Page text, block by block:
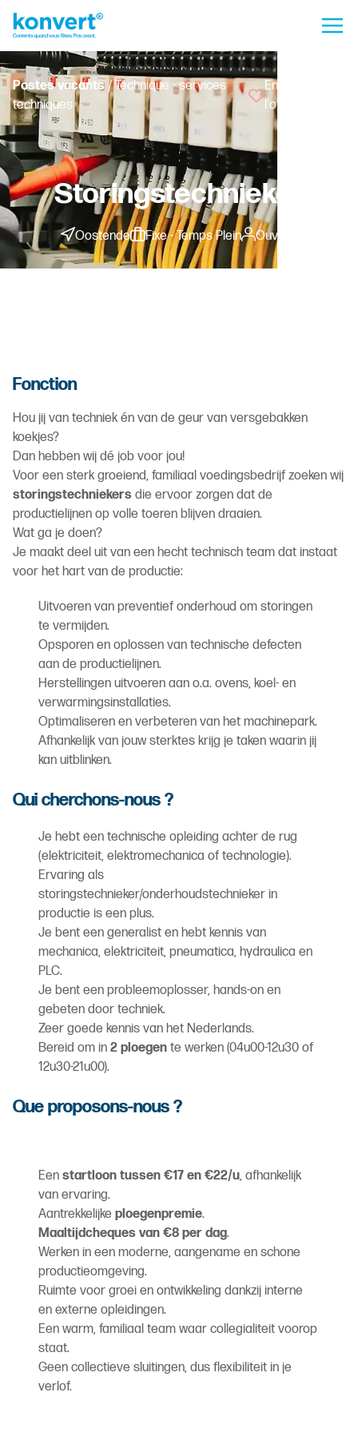
Postes vacants / Technique - services
techniques
Enregistrer
l'offre
Storingstechnieker
Oostende Fixe - Temps Plein Ouvrier
Fonction
Hou jij van techniek én van de geur van versgebakken
koekjes?
Dan hebben wij dé job voor jou!
Voor een sterk groeiend, familiaal voedingsbedrijf zoeken wij
storingstechniekers die ervoor zorgen dat de
productielijnen op volle toeren blijven draaien.
Wat ga je doen?
Je maakt deel uit van een hecht technisch team dat instaat
voor het hart van de productie:
Uitvoeren van preventief onderhoud om storingen
te vermijden.
Opsporen en oplossen van technische defecten
aan de productielijnen.
Herstellingen uitvoeren aan o.a. ovens, koel- en
verwarmingsinstallaties.
Optimaliseren en verbeteren van het machinepark.
Afhankelijk van jouw sterktes krijg je taken waarin jij
kan uitblinken.
Qui cherchons-nous ?
Je hebt een technische opleiding achter de rug
(elektriciteit, elektromechanica of technologie).
Ervaring als
storingstechnieker/onderhoudstechnieker in
productie is een plus.
Je bent een generalist en hebt kennis van
mechanica, elektriciteit, pneumatica, hydraulica en
PLC.
Je bent een probleemoplosser, hands-on en
gebeten door techniek.
Zeer goede kennis van het Nederlands.
Bereid om in 2 ploegen te werken (04u00-12u30 of
12u30-21u00).
Que proposons-nous ?
Een startloon tussen €17 en €22/u, afhankelijk
van ervaring.
Aantrekkelijke ploegenpremie.
Maaltijdcheques van €8 per dag.
Werken in een moderne, aangename en schone
productieomgeving.
Ruimte voor groei en ontwikkeling dankzij interne
en externe opleidingen.
Een warm, familiaal team waar collegialiteit voorop
staat.
Geen collectieve sluitingen, dus flexibiliteit in je
verlof.